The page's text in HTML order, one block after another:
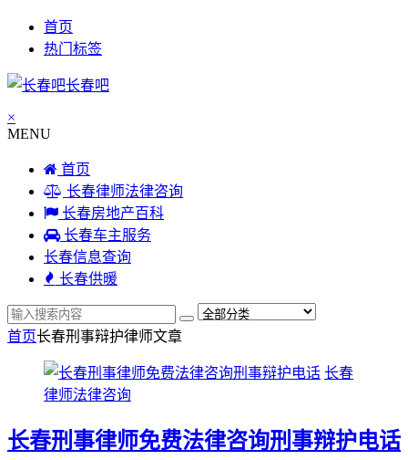
首页
热门标签
长春吧
×
MENU
首页
长春律师法律咨询
长春房地产百科
长春车主服务
长春信息查询
长春供暖
首页长春刑事辩护律师文章
长春
律师法律咨询
长春刑事律师免费法律咨询刑事辩护电话